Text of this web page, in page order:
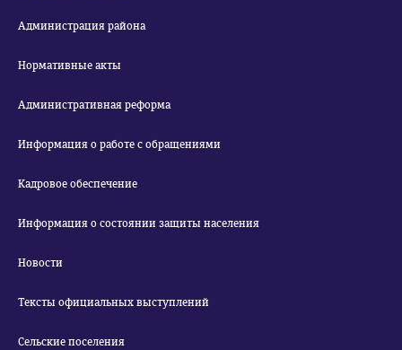
Администрация района
Нормативные акты
Административная реформа
Информация о работе с обращениями
Кадровое обеспечение
Информация о состоянии защиты населения
Новости
Тексты официальных выступлений
Сельские поселения